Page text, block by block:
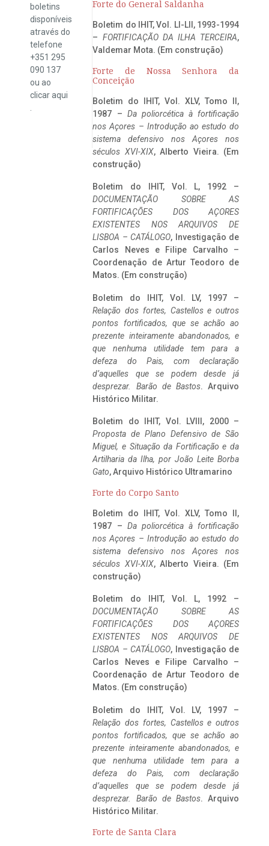
boletins
disponíveis
através do
telefone
+351 295
090 137
ou ao
clicaraqui
Forte do General Saldanha
Boletim do IHIT, Vol. LI-LII, 1993-1994
– FORTIFICAÇÃO DA ILHA TERCEIRA,
Valdemar Mota. (Em construção)
Forte de Nossa Senhora da
Conceição
Boletim do IHIT, Vol. XLV, Tomo II,
1987 – Da poliorcética à fortificação
nos Açores – Introdução ao estudo do
sistema defensivo nos Açores nos
séculos XVI-XIX, Alberto Vieira. (Em
construção)
Boletim do IHIT, Vol. L, 1992 –
DOCUMENTAÇÃO SOBRE AS
FORTIFICAÇÕES DOS AÇORES
EXISTENTES NOS ARQUIVOS DE
LISBOA – CATÁLOGO, Investigação de
Carlos Neves e Filipe Carvalho –
Coordenação de Artur Teodoro de
Matos. (Em construção)
Boletim do IHIT, Vol. LV, 1997 –
Relação dos fortes, Castellos e outros
pontos fortificados, que se achão ao
prezente inteiramente abandonados, e
que nenhuma utilidade tem para a
defeza do Pais, com declaração
d’aquelles que se podem desde já
desprezar. Barão de Bastos. Arquivo
Histórico Militar.
Boletim do IHIT, Vol. LVIII, 2000 –
Proposta de Plano Defensivo de São
Miguel, e Situação da Fortificação e da
Artilharia da Ilha, por João Leite Borba
Gato, Arquivo Histórico Ultramarino
Forte do Corpo Santo
Boletim do IHIT, Vol. XLV, Tomo II,
1987 – Da poliorcética à fortificação
nos Açores – Introdução ao estudo do
sistema defensivo nos Açores nos
séculos XVI-XIX, Alberto Vieira. (Em
construção)
Boletim do IHIT, Vol. L, 1992 –
DOCUMENTAÇÃO SOBRE AS
FORTIFICAÇÕES DOS AÇORES
EXISTENTES NOS ARQUIVOS DE
LISBOA – CATÁLOGO, Investigação de
Carlos Neves e Filipe Carvalho –
Coordenação de Artur Teodoro de
Matos. (Em construção)
Boletim do IHIT, Vol. LV, 1997 –
Relação dos fortes, Castellos e outros
pontos fortificados, que se achão ao
prezente inteiramente abandonados, e
que nenhuma utilidade tem para a
defeza do Pais, com declaração
d’aquelles que se podem desde já
desprezar. Barão de Bastos. Arquivo
Histórico Militar.
Forte de Santa Clara